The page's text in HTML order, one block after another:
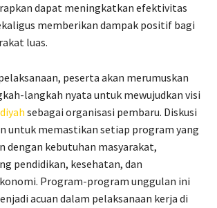
dapat meningkatkan efektivitas
memberikan dampak positif bagi
luas.
peserta akan merumuskan
langkah nyata untuk mewujudkan visi
sebagai organisasi pembaru. Diskusi
untuk memastikan setiap program yang
dengan kebutuhan masyarakat,
pendidikan, kesehatan, dan
Program-program unggulan ini
acuan dalam pelaksanaan kerja di